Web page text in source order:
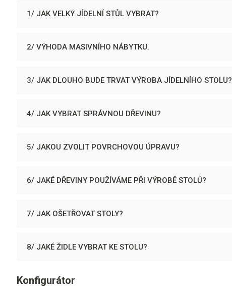
1/ JAK VELKÝ JÍDELNÍ STŮL VYBRAT?
2/ VÝHODA MASIVNÍHO NÁBYTKU.
3/ JAK DLOUHO BUDE TRVAT VÝROBA JÍDELNÍHO STOLU?
4/ JAK VYBRAT SPRÁVNOU DŘEVINU?
5/ JAKOU ZVOLIT POVRCHOVOU ÚPRAVU?
6/ JAKÉ DŘEVINY POUŽÍVÁME PŘI VÝROBĚ STOLŮ?
7/ JAK OŠETŘOVAT STOLY?
8/ JAKÉ ŽIDLE VYBRAT KE STOLU?
Konfigurátor